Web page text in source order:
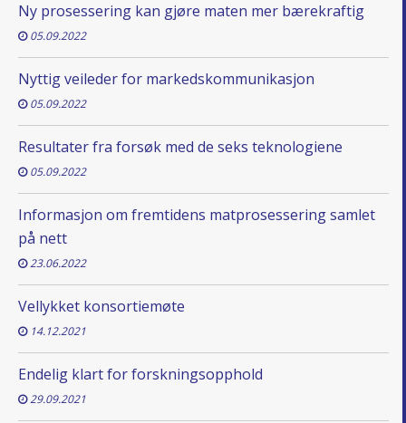
Ny prosessering kan gjøre maten mer bærekraftig
05.09.2022
Nyttig veileder for markedskommunikasjon
05.09.2022
Resultater fra forsøk med de seks teknologiene
05.09.2022
Informasjon om fremtidens matprosessering samlet
på nett
23.06.2022
Vellykket konsortiemøte
14.12.2021
Endelig klart for forskningsopphold
29.09.2021